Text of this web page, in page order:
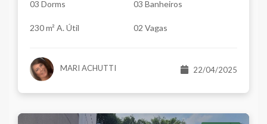
03 Dorms 03 Banheiros
230 m² A. Útil 02 Vagas
MARI ACHUTTI 22/04/2025